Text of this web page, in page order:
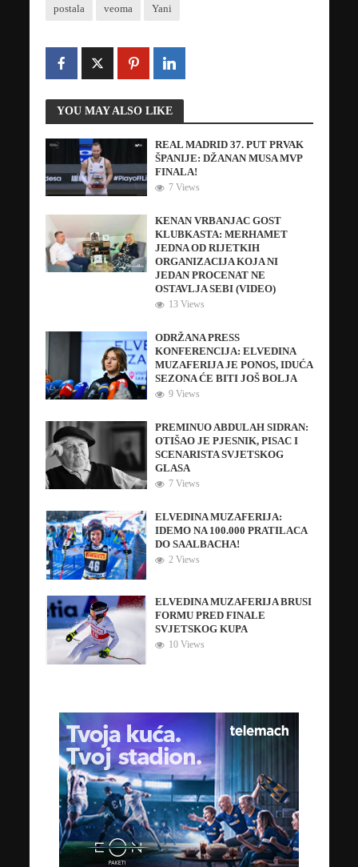
postala veoma Yani
YOU MAY ALSO LIKE
REAL MADRID 37. PUT PRVAK
ŠPANIJE: DŽANAN MUSA MVP
FINALA!
7 Views
KENAN VRBANJAC GOST
KLUBKASTA: MERHAMET
JEDNA OD RIJETKIH
ORGANIZACIJA KOJA NI
JEDAN PROCENAT NE
OSTAVLJA SEBI (VIDEO)
13 Views
ODRŽANA PRESS
KONFERENCIJA: ELVEDINA
MUZAFERIJA JE PONOS, IDUĆA
SEZONA ĆE BITI JOŠ BOLJA
9 Views
PREMINUO ABDULAH SIDRAN:
OTIŠAO JE PJESNIK, PISAC I
SCENARISTA SVJETSKOG
GLASA
7 Views
ELVEDINA MUZAFERIJA:
IDEMO NA 100.000 PRATILACA
DO SAALBACHA!
2 Views
ELVEDINA MUZAFERIJA BRUSI
FORMU PRED FINALE
SVJETSKOG KUPA
10 Views